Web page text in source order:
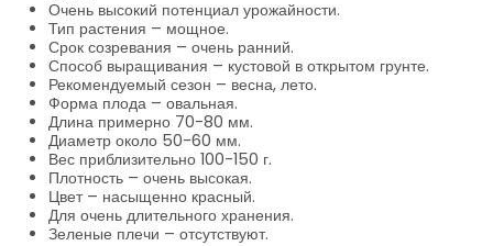
Очень высокий потенциал урожайности.
Тип растения – мощное.
Срок созревания – очень ранний.
Способ выращивания – кустовой в открытом грунте.
Рекомендуемый сезон – весна, лето.
Форма плода – овальная.
Длина примерно 70-80 мм.
Диаметр около 50-60 мм.
Вес приблизительно 100-150 г.
Плотность – очень высокая.
Цвет – насыщенно красный.
Для очень длительного хранения.
Зеленые плечи – отсутствуют.